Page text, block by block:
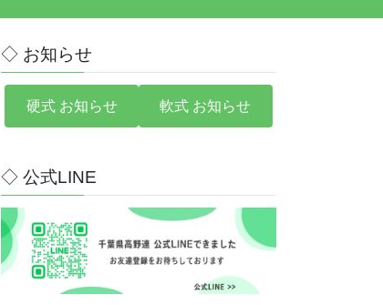
◇ お知らせ
硬式 お知らせ 軟式 お知らせ
◇ 公式LINE